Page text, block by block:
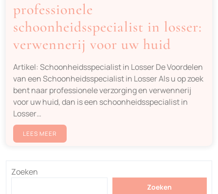
professionele
schoonheidsspecialist in losser:
verwennerij voor uw huid
Artikel: Schoonheidsspecialist in Losser De Voordelen
van een Schoonheidsspecialist in Losser Als u op zoek
bent naar professionele verzorging en verwennerij
voor uw huid, dan is een schoonheidsspecialist in
Losser…
LEES MEER
Zoeken
Zoeken